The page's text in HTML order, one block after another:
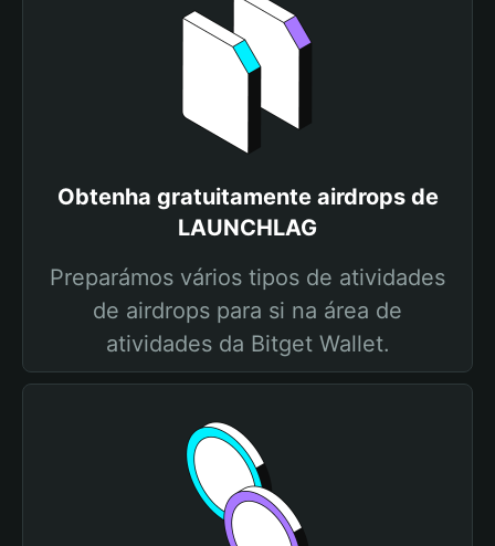
Obtenha gratuitamente airdrops de
LAUNCHLAG
Preparámos vários tipos de atividades
de airdrops para si na área de
atividades da Bitget Wallet.